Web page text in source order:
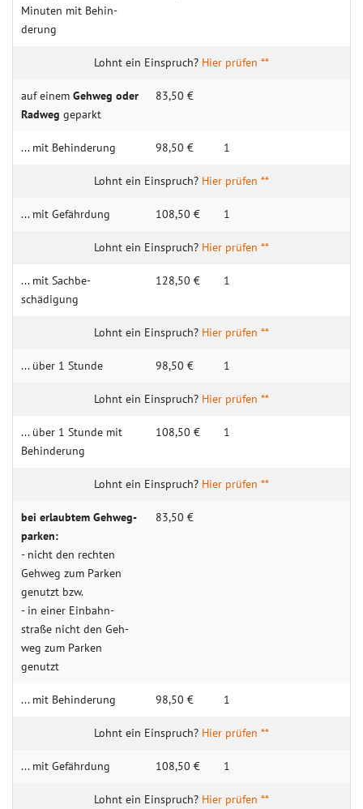
Minuten mit Behin­
derung
Hier prüfen **
auf einem Gehweg oder
Radweg geparkt
83,50 €
... mit Behin­derung 98,50 € 1
Hier prüfen **
... mit Gefähr­dung 108,50 € 1
Hier prüfen **
... mit Sachbe­
schädigung
128,50 € 1
Hier prüfen **
... über 1 Stunde 98,50 € 1
Hier prüfen **
... über 1 Stunde mit
Behin­­derung
108,50 € 1
Hier prüfen **
bei erlaubtem Gehweg­­
parken:
- nicht den rechten
Geh­­weg zum Parken
genutzt bzw.
- in einer Ein­­bahn­­
straße nicht den Geh­­
weg zum Parken
genutzt
83,50 €
... mit Behin­derung 98,50 € 1
Hier prüfen **
... mit Gefähr­dung 108,50 € 1
Hier prüfen **